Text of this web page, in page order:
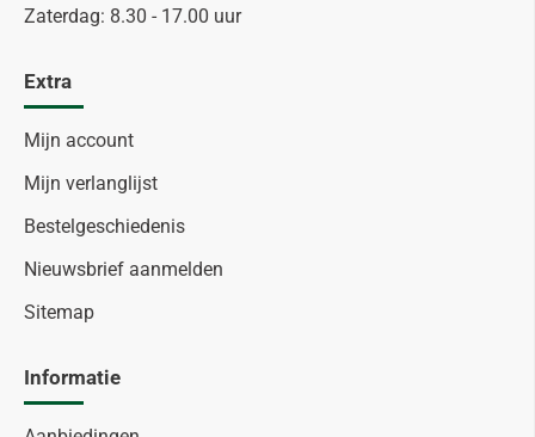
Zaterdag: 8.30 - 17.00 uur
Extra
Mijn account
Mijn verlanglijst
Bestelgeschiedenis
Nieuwsbrief aanmelden
Sitemap
Informatie